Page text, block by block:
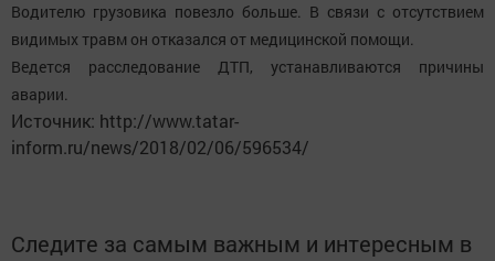
Водителю грузовика повезло больше. В связи с отсутствием
видимых травм он отказался от медицинской помощи.
Ведется расследование ДТП, устанавливаются причины
аварии.
Источник: http://www.tatar-
inform.ru/news/2018/02/06/596534/
Следите за самым важным и интересным в